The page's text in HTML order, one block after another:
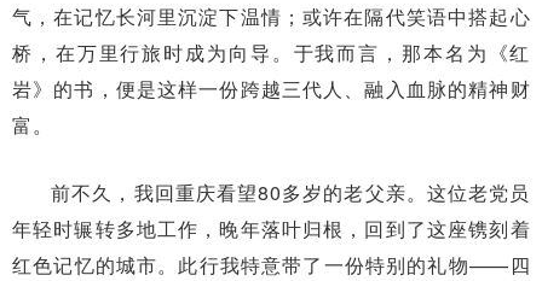
气，在记忆长河里沉淀下温情；或许在隔代笑语中搭起心
桥，在万里行旅时成为向导。于我而言，那本名为《红
岩》的书，便是这样一份跨越三代人、融入血脉的精神财
富。
前不久，我回重庆看望80多岁的老父亲。这位老党员
年轻时辗转多地工作，晚年落叶归根，回到了这座镌刻着
红色记忆的城市。此行我特意带了一份特别的礼物——四